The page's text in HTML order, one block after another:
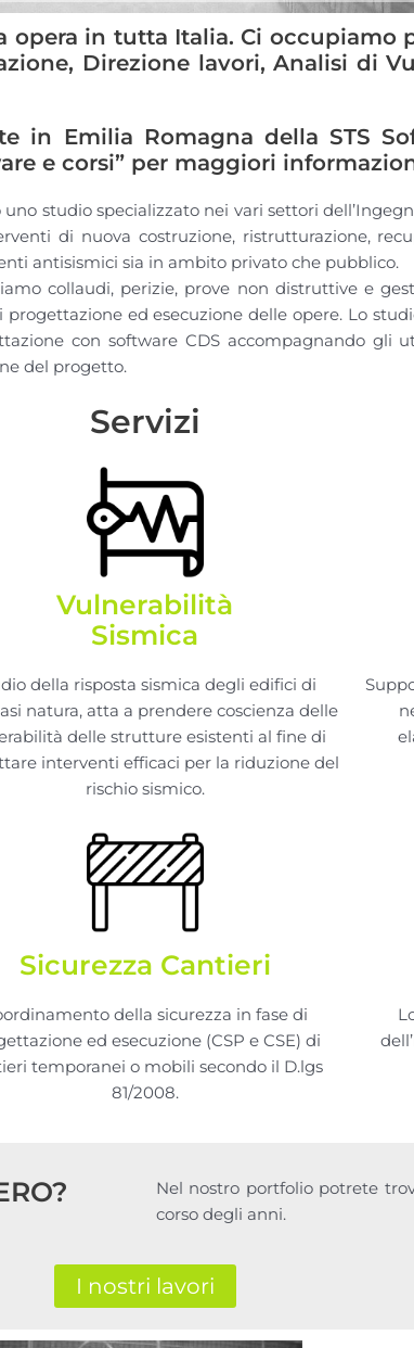
opera in tutta Italia. Ci occupiamo
Direzione lavori, Analisi di
in Emilia Romagna della STS
e corsi” per maggiori
uno studio specializzato nei vari settori
di nuova costruzione, ristrutturazione,
antisismici sia in ambito privato che pubblico.
collaudi, perizie, prove non distruttive e
progettazione ed esecuzione delle opere. Lo
con software CDS accompagnando gli
del progetto.
Servizi
Vulnerabilità
Sismica
della risposta sismica degli edifici di
natura, atta a prendere coscienza delle
delle strutture esistenti al fine di
interventi efficaci per la riduzione del
rischio sismico.
Sicurezza Cantieri
della sicurezza in fase di
ed esecuzione (CSP e CSE) di
temporanei o mobili secondo il D.lgs
81/2008.
Nel nostro portfolio potrete
corso degli anni.
I nostri lavori